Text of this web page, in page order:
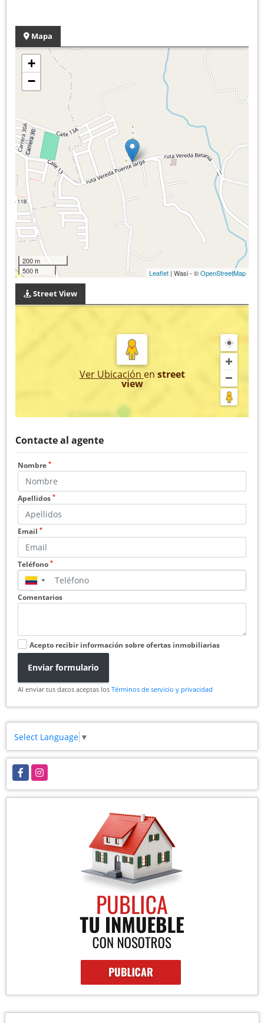
Mapa
+
−
200 m
500 ft
Leaflet | Wasi - ©OpenStreetMap
Street View
Ver Ubicación en street
view
Contacte al agente
Nombre *
Apellidos *
Email *
Teléfono *
▼
Comentarios
Acepto recibir información sobre ofertas inmobiliarias
Enviar formulario
Al enviar tus datos aceptas los Términos de servicio y privacidad
Select Language ▼
FacebookInstagram